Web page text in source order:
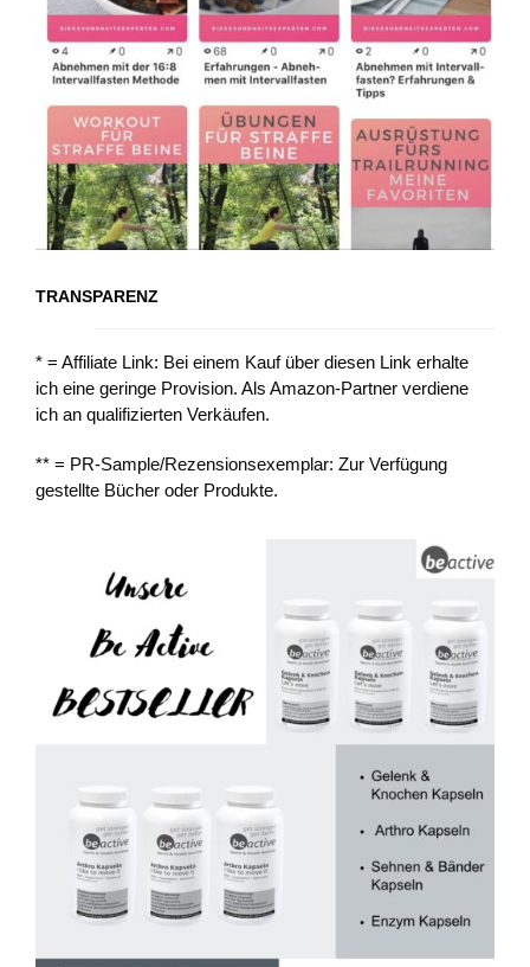
TRANSPARENZ
* = Affiliate Link: Bei einem Kauf über diesen Link erhalte
ich eine geringe Provision. Als Amazon-Partner verdiene
ich an qualifizierten Verkäufen.
** = PR-Sample/Rezensionsexemplar: Zur Verfügung
gestellte Bücher oder Produkte.